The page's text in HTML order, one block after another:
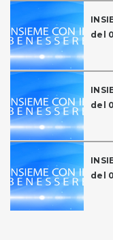
del
del
del